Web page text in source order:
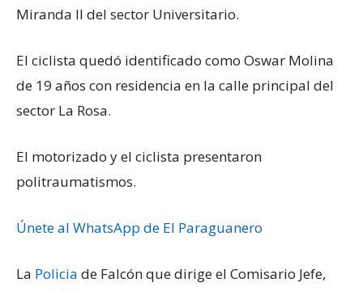
Miranda II del sector Universitario.
El ciclista quedó identificado como Oswar Molina
de 19 años con residencia en la calle principal del
sector La Rosa.
El motorizado y el ciclista presentaron
politraumatismos.
Únete al WhatsApp de El Paraguanero
La Policia de Falcón que dirige el Comisario Jefe,